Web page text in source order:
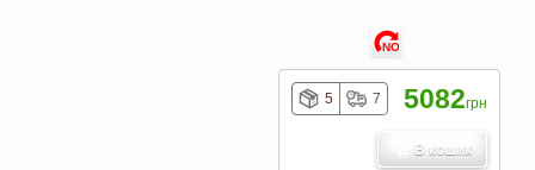
NO
5 7 5082грн
В кошик